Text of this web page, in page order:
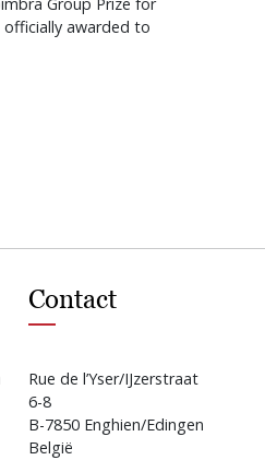
officially awarded to
Contact
Rue de l’Yser/IJzerstraat
6-8
B-7850 Enghien/Edingen
België